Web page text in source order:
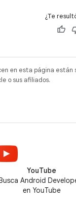
¿Te
en esta página
o sus afiliados.
YouTube
Android
en YouTube